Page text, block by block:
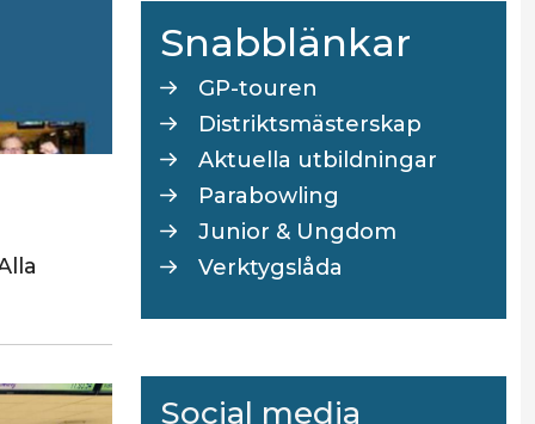
Snabblänkar
GP-touren
Distriktsmästerskap
Aktuella utbildningar
Parabowling
Junior & Ungdom
Verktygslåda
Social media